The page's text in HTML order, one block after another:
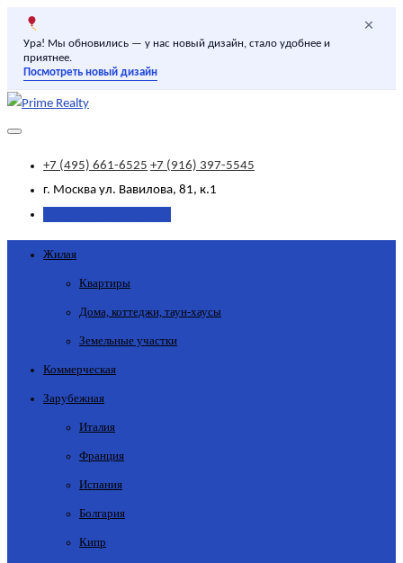
Ура! Мы обновились — у нас новый дизайн, стало удобнее и
приятнее.
Посмотреть новый дизайн
×
+7 (495) 661-6525 +7 (916) 397-5545
г. Москва ул. Вавилова, 81, к.1
Жилая
Квартиры
Дома, коттеджи, таун-хаусы
Земельные участки
Коммерческая
Зарубежная
Италия
Франция
Испания
Болгария
Кипр